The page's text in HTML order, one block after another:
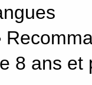
8 ans et